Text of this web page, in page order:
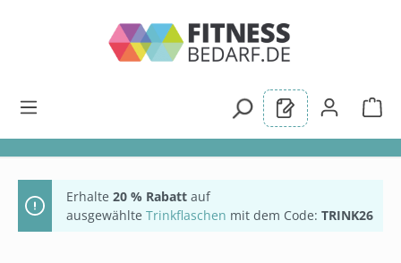
Erhalte 20 % Rabatt auf
ausgewählte Trinkflaschen mit dem Code: TRINK26